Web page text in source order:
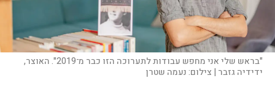
"בראש שלי אני מחפש עבודות לתערוכה הזו כבר מ־2019". האוצר,
ידידיה גזבר | צילום:נעמה שטרן